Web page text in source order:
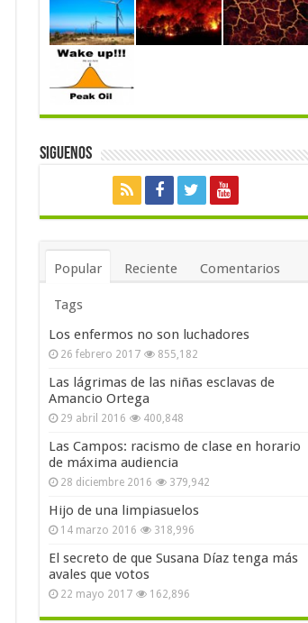
Siguenos
Popular Reciente Comentarios
Tags
Los enfermos no son luchadores
26 febrero 2017 855,182
Las lágrimas de las niñas esclavas de
Amancio Ortega
29 abril 2016 400,848
Las Campos: racismo de clase en horario
de máxima audiencia
28 diciembre 2016 379,942
Hijo de una limpiasuelos
14 marzo 2016 318,996
El secreto de que Susana Díaz tenga más
avales que votos
22 mayo 2017 162,896